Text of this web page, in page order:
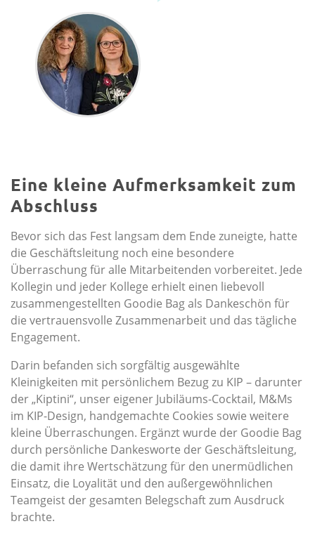
Eine kleine Aufmerksamkeit zum
Abschluss
Bevor sich das Fest langsam dem Ende zuneigte, hatte
die Geschäftsleitung noch eine besondere
Überraschung für alle Mitarbeitenden vorbereitet. Jede
Kollegin und jeder Kollege erhielt einen liebevoll
zusammengestellten Goodie Bag als Dankeschön für
die vertrauensvolle Zusammenarbeit und das tägliche
Engagement.
Darin befanden sich sorgfältig ausgewählte
Kleinigkeiten mit persönlichem Bezug zu KIP – darunter
der „Kiptini“, unser eigener Jubiläums-Cocktail, M&Ms
im KIP-Design, handgemachte Cookies sowie weitere
kleine Überraschungen. Ergänzt wurde der Goodie Bag
durch persönliche Dankesworte der Geschäftsleitung,
die damit ihre Wertschätzung für den unermüdlichen
Einsatz, die Loyalität und den außergewöhnlichen
Teamgeist der gesamten Belegschaft zum Ausdruck
brachte.